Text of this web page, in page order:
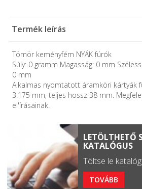
Termék leírás
Tömör keményfém NYÁK fúrók
Súly: 0 gramm Magasság: 0 mm
0 mm
Alkalmas nyomtatott áramköri kártyák
3.175 mm, teljes hossz 38 mm.
el'írásainak.
LETÖLTHETŐ
KATALÓGUS
Töltse le
TOVÁBB